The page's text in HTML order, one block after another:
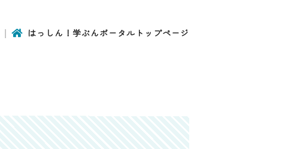
はっしん！学ぶんポータルトップページ